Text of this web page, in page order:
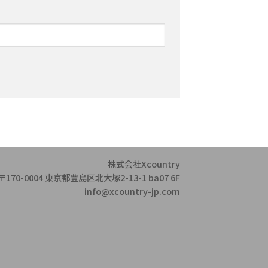
株式会社Xcountry
170-0004 東京都豊島区北大塚2-13-1 ba07 6F
info@xcountry-jp.com